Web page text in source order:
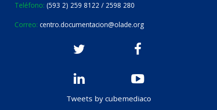
Teléfono: (593 2) 259 8122 / 2598 280
Correo: centro.documentacion@olade.org
Tweets by cubemediaco